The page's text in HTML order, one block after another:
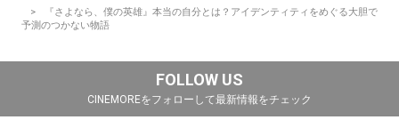
『さよなら、僕の英雄』本当の自分とは？アイデンティティをめぐる大胆で
予測のつかない物語
FOLLOW US
CINEMOREをフォローして最新情報をチェック